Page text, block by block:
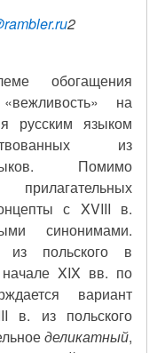
2
обогащения
на
русским языком
из
Помимо
прилагательных
с XVIII в.
синонимами.
из польского в
XIX вв. по
вариант
в. из польского
деликатный,